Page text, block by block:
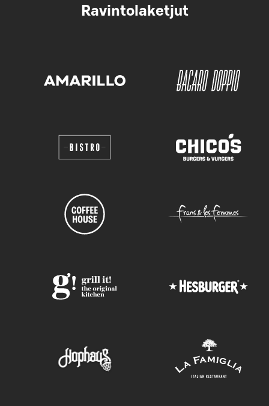
Ravintolaketjut